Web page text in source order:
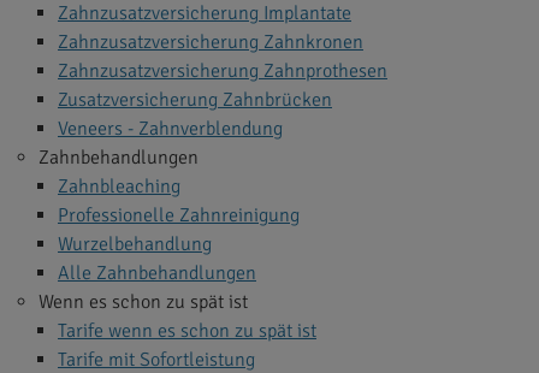
Zahnzusatzversicherung Implantate
Zahnzusatzversicherung Zahnkronen
Zahnzusatzversicherung Zahnprothesen
Zusatzversicherung Zahnbrücken
Veneers - Zahnverblendung
Zahnbehandlungen
Zahnbleaching
Professionelle Zahnreinigung
Wurzelbehandlung
Alle Zahnbehandlungen
Wenn es schon zu spät ist
Tarife wenn es schon zu spät ist
Tarife mit Sofortleistung